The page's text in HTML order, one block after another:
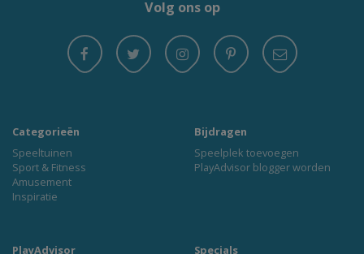
Volg ons op
Categorieën
Speeltuinen
Sport & Fitness
Amusement
Inspiratie
Bijdragen
Speelplek toevoegen
PlayAdvisor blogger worden
PlayAdvisor Specials